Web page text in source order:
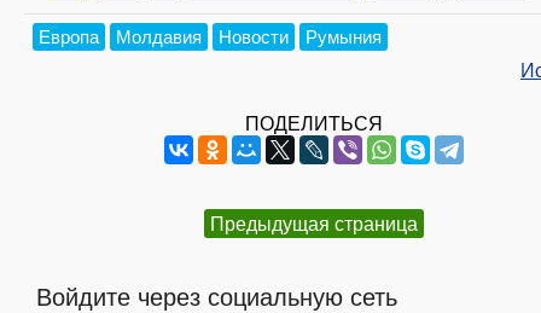
Европа Молдавия Новости Румыния
ПОДЕЛИТЬСЯ
Предыдущая страница
Войдите через социальную сеть